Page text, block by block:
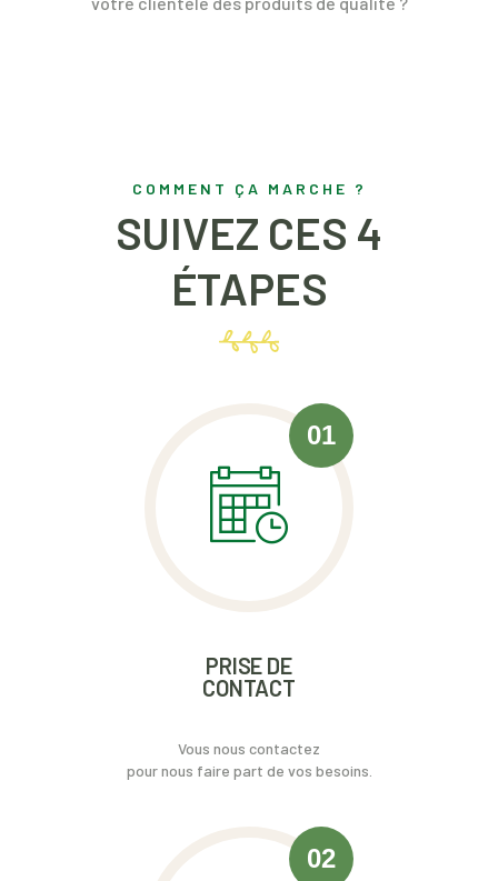
COMMENT ÇA MARCHE ?
SUIVEZ CES 4
ÉTAPES
01
PRISE DE
CONTACT
Vous nous contactez
pour nous faire part de vos besoins.
02